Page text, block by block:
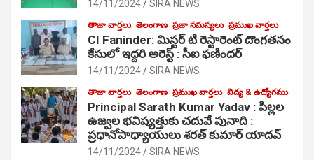
14/11/2024 SIRA NEWS
తాజా వార్తలు తెలంగాణ ప్రజా సమస్యలు ప్రముఖ వార్తలు
CI Faninder: మిస్టర్ టి రెస్టారెంట్ దొంగతనం
కేసులో ఇద్దరి అరెస్ట్ : సీఐ ఫణిందర్
14/11/2024 SIRA NEWS
తాజా వార్తలు తెలంగాణ ప్రముఖ వార్తలు విద్య & ఉద్యోగము
Principal Sarath Kumar Yadav : పిల్లల
ఉజ్వల భవిష్యత్తుకు చదువే పునాది :
ప్రధానోపాధ్యాయులు శరత్ కుమార్ యాదవ్
14/11/2024 SIRA NEWS